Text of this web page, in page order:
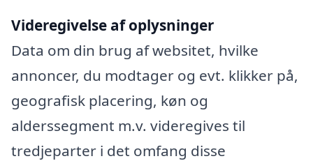
Videregivelse af oplysninger
Data om din brug af websitet, hvilke
annoncer, du modtager og evt. klikker på,
geografisk placering, køn og
alderssegment m.v. videregives til
tredjeparter i det omfang disse